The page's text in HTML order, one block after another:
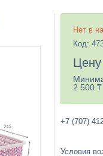
Нет в
Код:
Цену
2 500 ₸
+7 (707)